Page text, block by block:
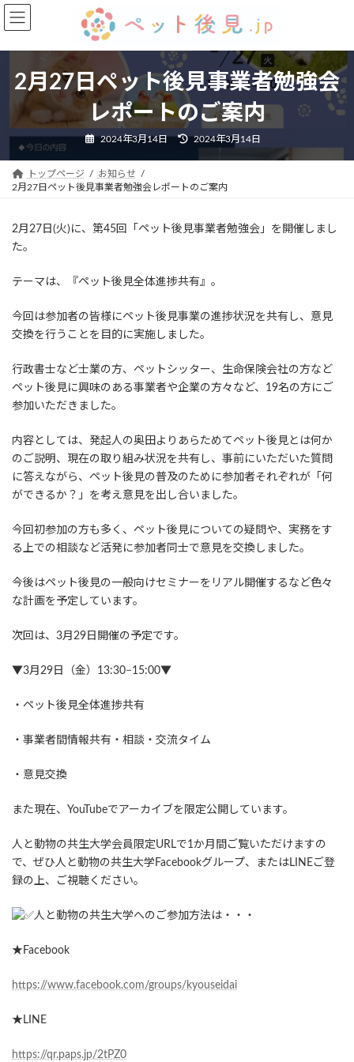
コ
ン
プ
ナ
ビ
動
2月27日ペット後見事業者勉強会
レポートのご案内
2024年3月14日
最
時
2024年3月14日
トップページ
お知らせ
2月27日ペット後見事業者勉強会レポートのご案内
2月27日(火)に、第45回「ペット後見事業者勉強会」を開催しまし
た。
テーマは、『ペット後見全体進捗共有』。
今回は参加者の皆様にペット後見事業の進捗状況を共有し、意見
交換を行うことを目的に実施しました。
行政書士など士業の方、ペットシッター、生命保険会社の方など
ペット後見に興味のある事業者や企業の方々など、19名の方にご
参加いただきました。
内容としては、発起人の奥田よりあらためてペット後見とは何か
のご説明、現在の取り組み状況を共有し、事前にいただいた質問
に答えながら、ペット後見の普及のために参加者それぞれが「何
ができるか？」を考え意見を出し合いました。
今回初参加の方も多く、ペット後見についての疑問や、実務をす
る上での相談など活発に参加者同士で意見を交換しました。
今後はペット後見の一般向けセミナーをリアル開催するなど色々
な計画を予定しています。
次回は、3月29日開催の予定です。
▼3月29日（金）13:30−15:00▼
・ペット後見全体進捗共有
・事業者間情報共有・相談・交流タイム
・意見交換
また現在、YouTubeでアーカイブを限定公開しています。
人と動物の共生大学会員限定URLで1か月間ご覧いただけますの
で、ぜひ人と動物の共生大学Facebookグループ、またはLINEご登
録の上、ご視聴ください。
人と動物の共生大学へのご参加方法は・・・
★Facebook
https://www.facebook.com/groups/kyouseidai
★LINE
https://qr.paps.jp/2tPZ0